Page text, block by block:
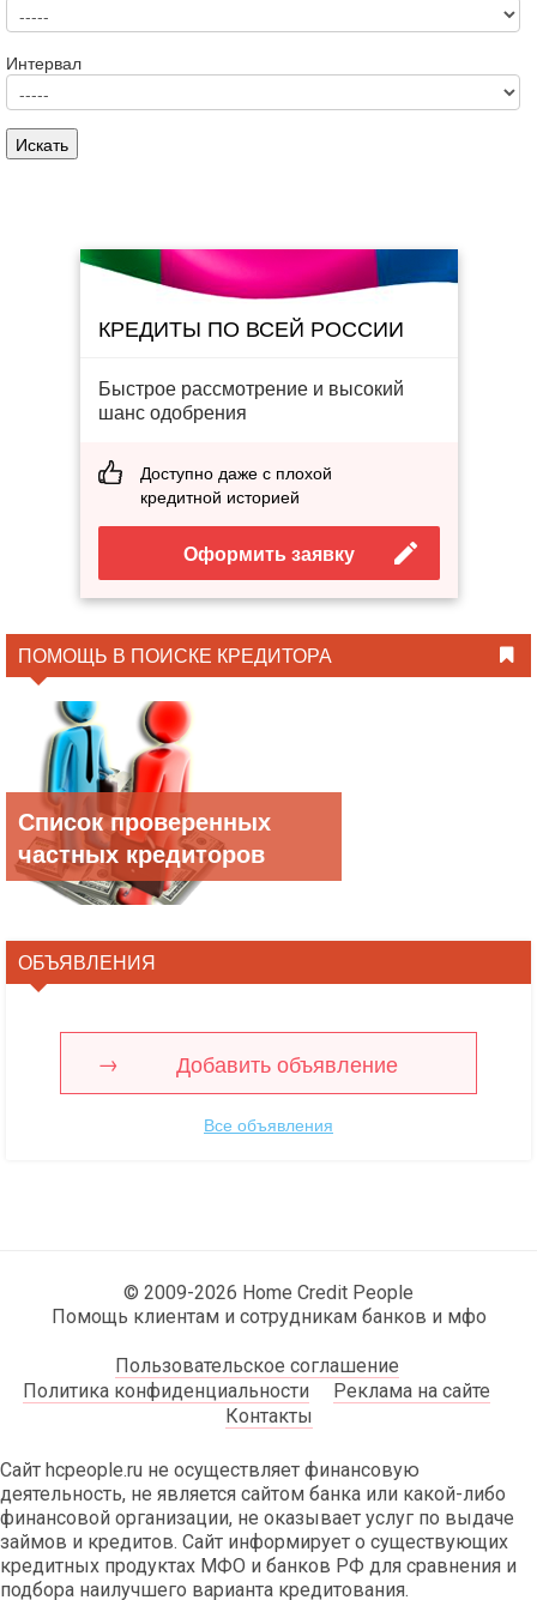
Интервал
КРЕДИТЫ ПО ВСЕЙ РОССИИ
Быстрое рассмотрение и высокий
шанс одобрения
Доступно даже с плохой
кредитной историей
Оформить заявку
ПОМОЩЬ В ПОИСКЕ КРЕДИТОРА
Список проверенных
частных кредиторов
ОБЪЯВЛЕНИЯ
Добавить объявление
Все объявления
© 2009-2026 Home Credit People
Помощь клиентам и сотрудникам банков и мфо
Пользовательское соглашение
Политика конфиденциальности
Реклама на сайте
Контакты
Сайт hcpeople.ru не осуществляет финансовую
деятельность, не является сайтом банка или какой-либо
финансовой организации, не оказывает услуг по выдаче
займов и кредитов. Сайт информирует о существующих
кредитных продуктах МФО и банков РФ для сравнения и
подбора наилучшего варианта кредитования.